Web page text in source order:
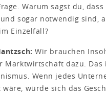
Warum sagst du, dass
sogar notwendig sind,
Einzelfall?
Wir brauchen
Marktwirtschaft dazu. Das
Wenn jedes
würde sich das